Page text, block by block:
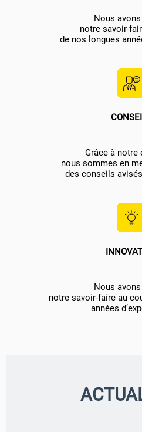
Nous
notre savoir-
de nos longues
Grâce à notre
nous sommes en
des conseils
Nous
notre savoir-faire au
années